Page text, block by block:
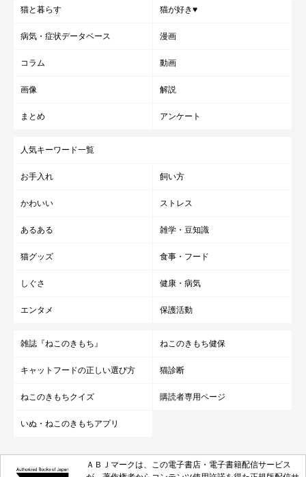
猫と暮らす 猫が好き♥
病気・症状データベース 漫画
コラム 動画
画像 解説
まとめ アンケート
人気キーワード一覧
お手入れ 飼い方
かわいい ストレス
あるある 雑学・豆知識
猫グッズ 食事・フード
しぐさ 健康・病気
エンタメ 保護活動
雑誌『ねこのきもち』 ねこのきもち健保
キャットフードの正しい選び方 猫診断
ねこのきもちクイズ 購読者専用ページ
いぬ・ねこのきもちアプリ
ＡＢＪマークは、この電子書店・電子書籍配信サービス